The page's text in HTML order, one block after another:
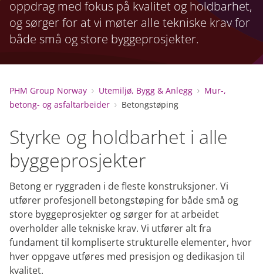
oppdrag med fokus på kvalitet og holdbarhet,
og sørger for at vi møter alle tekniske krav for
både små og store byggeprosjekter.
PHM Group Norway Utemiljø, Bygg & Anlegg
Mur-,
betong- og asfaltarbeider
Betongstøping
Styrke og holdbarhet i alle
byggeprosjekter
Betong er ryggraden i de fleste konstruksjoner. Vi
utfører profesjonell betongstøping for både små og
store byggeprosjekter og sørger for at arbeidet
overholder alle tekniske krav. Vi utfører alt fra
fundament til kompliserte strukturelle elementer, hvor
hver oppgave utføres med presisjon og dedikasjon til
kvalitet.